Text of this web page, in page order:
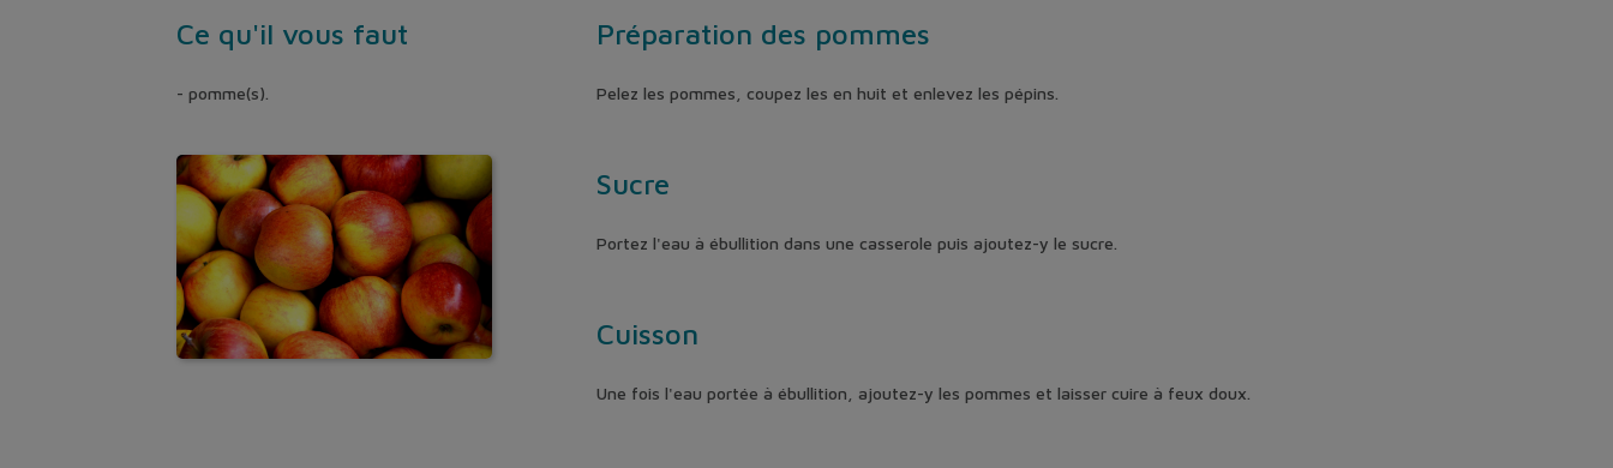
Ce qu'il vous faut
- pomme(s).
Préparation des pommes
Pelez les pommes, coupez les en huit et enlevez les pépins.
Sucre
Portez l'eau à ébullition dans une casserole puis ajoutez-y le sucre.
Cuisson
Une fois l'eau portée à ébullition, ajoutez-y les pommes et laisser cuire à feux doux.